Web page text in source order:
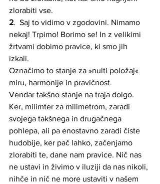
zlorabiti vse.
2.  Saj to vidimo v zgodovini. Nimamo
nekaj! Trpimo! Borimo se! In z velikimi
žrtvami dobimo pravice, ki smo jih
izkali.
Označimo to stanje za »nulti položaj«
miru, harmonije in pravičnost.
Vendar takšno stanje na traja dolgo.
Ker, milimter za milimetrom, zaradi
svojega takšnega in drugačnega
pohlepa, ali pa enostavno zaradi čiste
hudobije, ker pač lahko, začenjamo
zlorabiti te, dane nam pravice. Nič nas
ne ustavi in živimo v iluziji da nas nikoli,
nihče in nič ne more ustaviti v našem